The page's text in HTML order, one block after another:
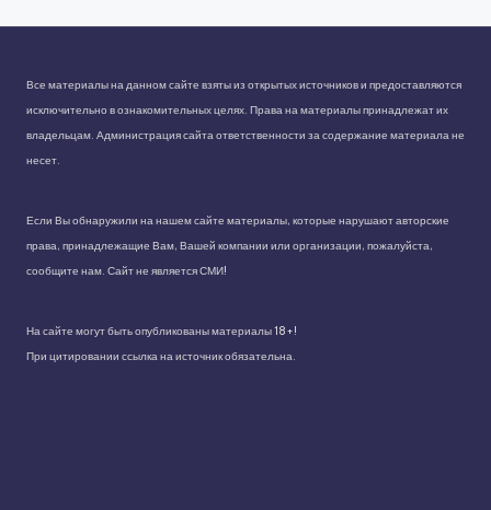
Все материалы на данном сайте взяты из открытых источников и предоставляются
исключительно в ознакомительных целях. Права на материалы принадлежат их
владельцам. Администрация сайта ответственности за содержание материала не
несет.
Если Вы обнаружили на нашем сайте материалы, которые нарушают авторские
права, принадлежащие Вам, Вашей компании или организации, пожалуйста,
сообщите нам. Сайт не является СМИ!
На сайте могут быть опубликованы материалы 18+!
При цитировании ссылка на источник обязательна.